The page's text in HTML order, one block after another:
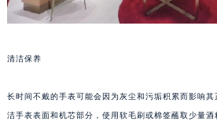
清洁保养
长时间不戴的手表可能会因为灰尘和污垢积累而影响
洁手表表面和机芯部分，使用软毛刷或棉签蘸取少量